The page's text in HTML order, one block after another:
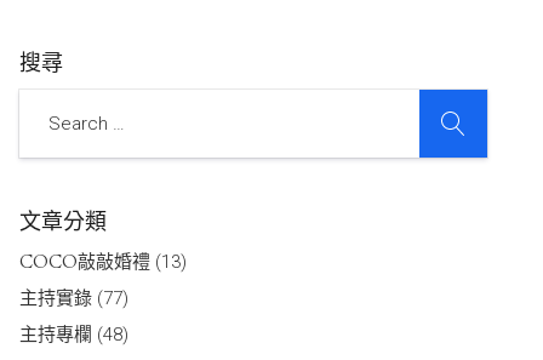
搜尋
文章分類
COCO敲敲婚禮 (13)
主持實錄 (77)
主持專欄 (48)